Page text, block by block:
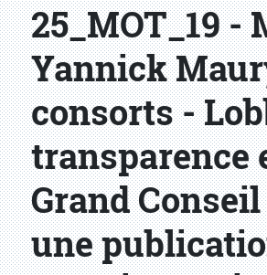
25_MOT_19 -
Yannick
consorts -
transparence
Grand
une